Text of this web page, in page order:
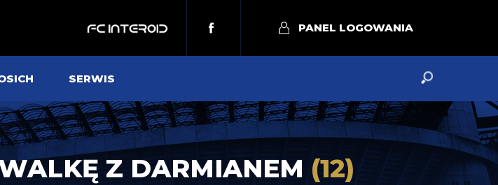
PANEL LOGOWANIA
SERWIS
Z DARMIANEM (12)